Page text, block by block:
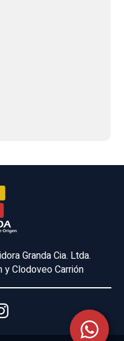
Granda Cia. Ltda.
Clodoveo Carrión